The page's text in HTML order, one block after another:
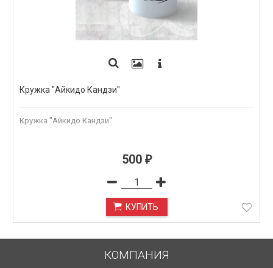
Кружка "Айкидо Кандзи"
Кружка "Айкидо Кандзи"
500 ₽
КУПИТЬ
КОМПАНИЯ